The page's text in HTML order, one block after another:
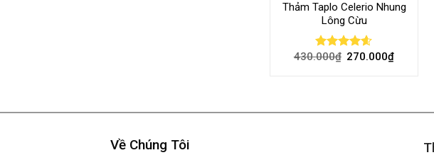
Thảm Taplo Celerio Nhung
Lông Cừu
Rated4.56
430.000₫ 270.000₫
Về Chúng Tôi